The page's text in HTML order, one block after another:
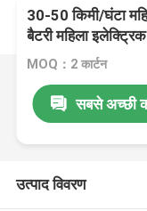
30-50 किमी/घंटा
बैटरी महिला
MOQ：2 कार्टन
सबसे अच्छी
उत्पाद विवरण